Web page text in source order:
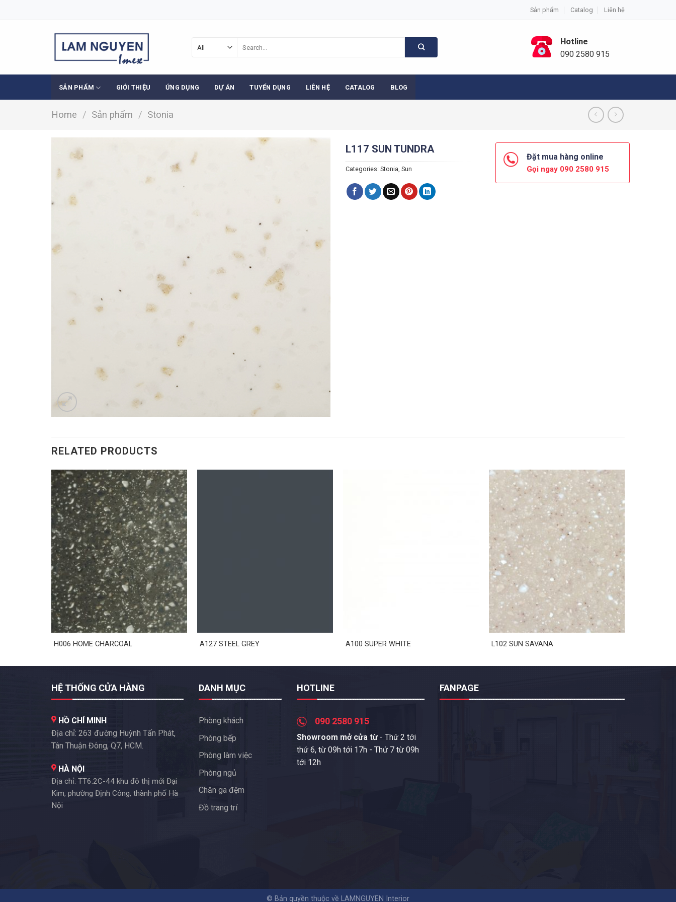
Sản phẩm Catalog Liên hệ
for:
Hotline
090 2580 915
SẢN PHẨM GIỚI THIỆU ỨNG DỤNG DỰ ÁN TUYỂN DỤNG LIÊN HỆ CATALOG BLOG
Home / Sản phẩm / Stonia
L117 SUN TUNDRA
Categories: Stonia, Sun
Đặt mua hàng online
Gọi ngay 090 2580 915
RELATED PRODUCTS
H006 HOME CHARCOAL A127 STEEL GREY A100 SUPER WHITE L102 SUN SAVANA
HỆ THỐNG CỬA HÀNG
HỒ CHÍ MINH
Địa chỉ: 263 đường Huỳnh Tấn Phát,
Tân Thuận Đông, Q7, HCM.
HÀ NỘI
Địa chỉ: TT6.2C-44 khu đô thị mới Đại
Kim, phường Định Công, thành phố Hà
Nội
DANH MỤC
Phòng khách
Phòng bếp
Phòng làm việc
Phòng ngủ
Chăn ga đệm
Đồ trang trí
HOTLINE
090 2580 915
Showroom mở cửa từ - Thứ 2 tới
thứ 6, từ 09h tới 17h - Thứ 7 từ 09h
tới 12h
FANPAGE
© Bản quyền thuộc về LAMNGUYEN Interior